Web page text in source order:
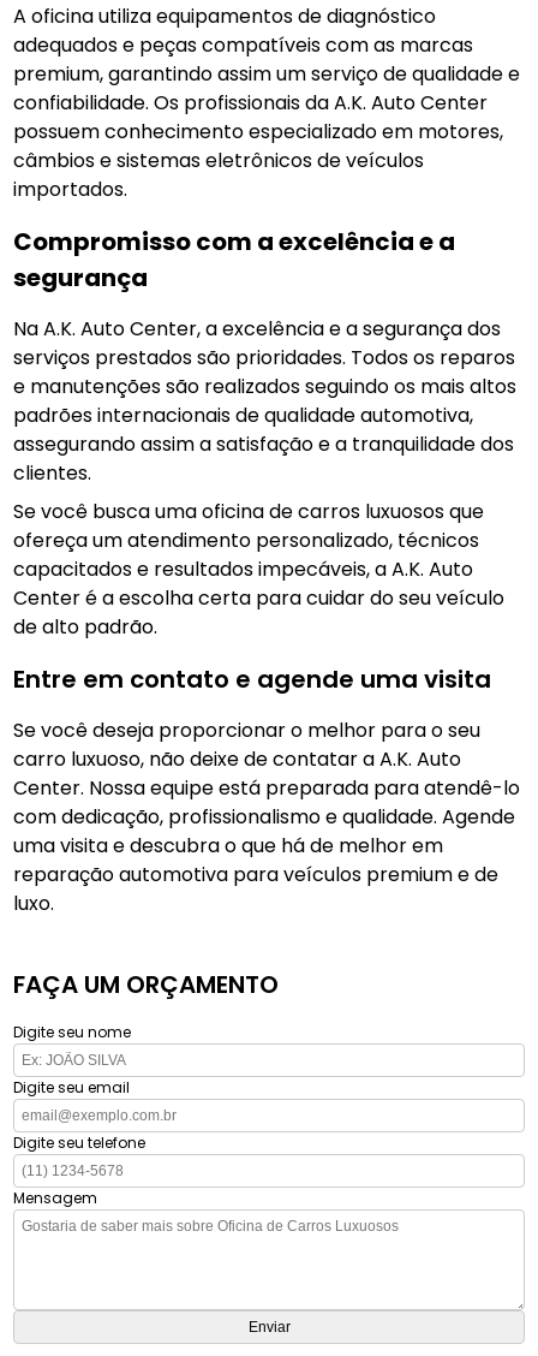
A oficina utiliza equipamentos de diagnóstico
adequados e peças compatíveis com as marcas
premium, garantindo assim um serviço de qualidade e
confiabilidade. Os profissionais da A.K. Auto Center
possuem conhecimento especializado em motores,
câmbios e sistemas eletrônicos de veículos
importados.
Compromisso com a excelência e a
segurança
Na A.K. Auto Center, a excelência e a segurança dos
serviços prestados são prioridades. Todos os reparos
e manutenções são realizados seguindo os mais altos
padrões internacionais de qualidade automotiva,
assegurando assim a satisfação e a tranquilidade dos
clientes.
Se você busca uma oficina de carros luxuosos que
ofereça um atendimento personalizado, técnicos
capacitados e resultados impecáveis, a A.K. Auto
Center é a escolha certa para cuidar do seu veículo
de alto padrão.
Entre em contato e agende uma visita
Se você deseja proporcionar o melhor para o seu
carro luxuoso, não deixe de contatar a A.K. Auto
Center. Nossa equipe está preparada para atendê-lo
com dedicação, profissionalismo e qualidade. Agende
uma visita e descubra o que há de melhor em
reparação automotiva para veículos premium e de
luxo.
FAÇA UM ORÇAMENTO
Digite seu nome
Digite seu email
Digite seu telefone
Mensagem